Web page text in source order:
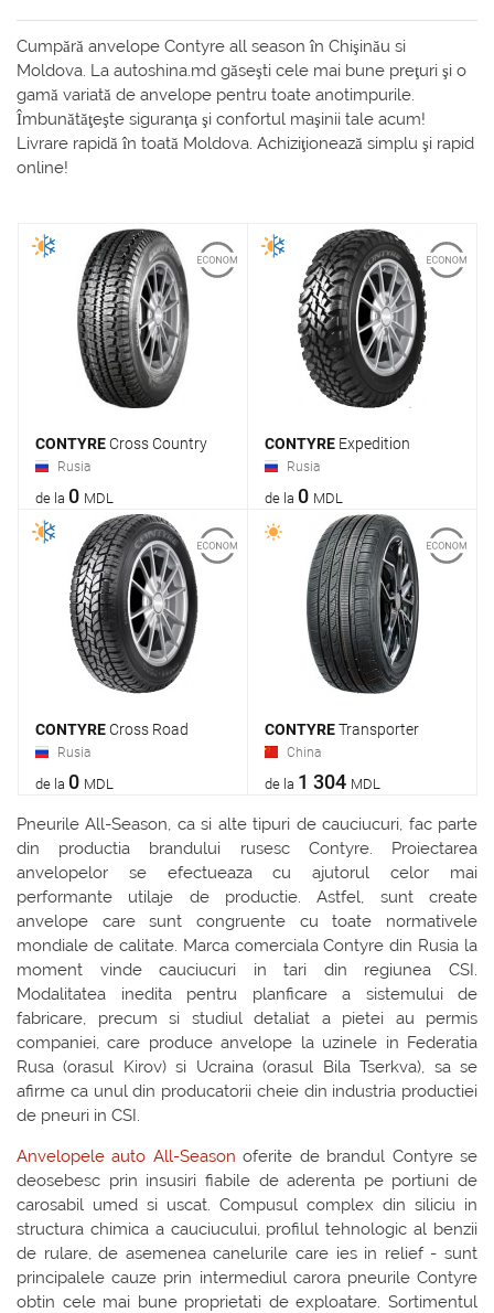
Cumpără anvelope Contyre all season în Chişinău si
Moldova. La autoshina.md găseşti cele mai bune preţuri şi o
gamă variată de anvelope pentru toate anotimpurile.
Îmbunătăţeşte siguranţa şi confortul maşinii tale acum!
Livrare rapidă în toată Moldova. Achiziţionează simplu şi rapid
online!
CONTYRECross Country
Rusia
de la 0 MDL
CONTYRE Expedition
Rusia
de la 0 MDL
CONTYRECross Road
Rusia
de la 0 MDL
CONTYRETransporter
China
de la 1 304 MDL
Pneurile All-Season, ca si alte tipuri de cauciucuri, fac parte
din productia brandului rusesc Contyre. Proiectarea
anvelopelor se efectueaza cu ajutorul celor mai
performante utilaje de productie. Astfel, sunt create
anvelope care sunt congruente cu toate normativele
mondiale de calitate. Marca comerciala Contyre din Rusia la
moment vinde cauciucuri in tari din regiunea CSI.
Modalitatea inedita pentru planficare a sistemului de
fabricare, precum si studiul detaliat a pietei au permis
companiei, care produce anvelope la uzinele in Federatia
Rusa (orasul Kirov) si Ucraina (orasul Bila Tserkva), sa se
afirme ca unul din producatorii cheie din industria productiei
de pneuri in CSI.
Anvelopele auto All-Season oferite de brandul Contyre se
deosebesc prin insusiri fiabile de aderenta pe portiuni de
carosabil umed si uscat. Compusul complex din siliciu in
structura chimica a cauciucului, profilul tehnologic al benzii
de rulare, de asemenea canelurile care ies in relief - sunt
principalele cauze prin intermediul carora pneurile Contyre
obtin cele mai bune proprietati de exploatare. Sortimentul